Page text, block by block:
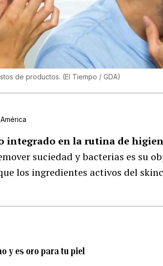
de productos. (El Tiempo / GDA)
integrado en la rutina de
suciedad y bacterias es su
los ingredientes activos del
y es oro para tu piel